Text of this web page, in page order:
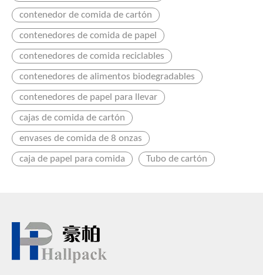
contenedor de comida de cartón
contenedores de comida de papel
contenedores de comida reciclables
contenedores de alimentos biodegradables
contenedores de papel para llevar
cajas de comida de cartón
envases de comida de 8 onzas
caja de papel para comida Tubo de cartón